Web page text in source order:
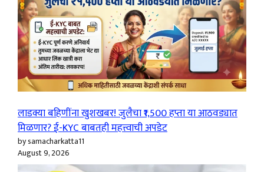
लाडक्या बहिणींना खुशखबर! जुलैचा ₹1,500 हप्ता या आठवड्यात
मिळणार? ई-KYC बाबतही महत्त्वाची अपडेट
by samacharkatta11
August 9, 2026